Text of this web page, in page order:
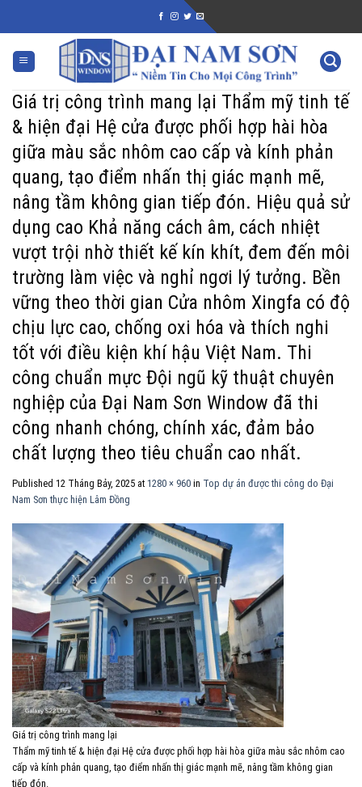
Giá trị công trình mang lại Thẩm mỹ tinh tế
& hiện đại Hệ cửa được phối hợp hài hòa
giữa màu sắc nhôm cao cấp và kính phản
quang, tạo điểm nhấn thị giác mạnh mẽ,
nâng tầm không gian tiếp đón. Hiệu quả sử
dụng cao Khả năng cách âm, cách nhiệt
vượt trội nhờ thiết kế kín khít, đem đến môi
trường làm việc và nghỉ ngơi lý tưởng. Bền
vững theo thời gian Cửa nhôm Xingfa có độ
chịu lực cao, chống oxi hóa và thích nghi
tốt với điều kiện khí hậu Việt Nam. Thi
công chuẩn mực Đội ngũ kỹ thuật chuyên
nghiệp của Đại Nam Sơn Window đã thi
công nhanh chóng, chính xác, đảm bảo
chất lượng theo tiêu chuẩn cao nhất.
Published 12 Tháng Bảy, 2025 at 1280 × 960 in Top dự án được thi công do Đại
Nam Sơn thực hiện Lâm Đồng
Giá trị công trình mang lại
Thẩm mỹ tinh tế & hiện đại Hệ cửa được phối hợp hài hòa giữa màu sắc nhôm cao
cấp và kính phản quang, tạo điểm nhấn thị giác mạnh mẽ, nâng tầm không gian
tiếp đón.